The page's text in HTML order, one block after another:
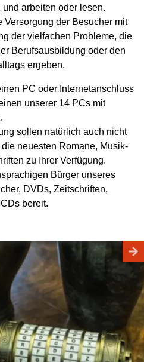
arbeiten oder lesen.
der Besucher mit
der vielfachen Probleme, die
Berufsausbildung oder den
ergeben.
PC oder Internetanschluss
unserer 14 PCs mit
sollen natürlich auch nicht
neuesten Romane, Musik-
zu Ihrer Verfügung.
Bürger unseres
DVDs, Zeitschriften,
bereit.